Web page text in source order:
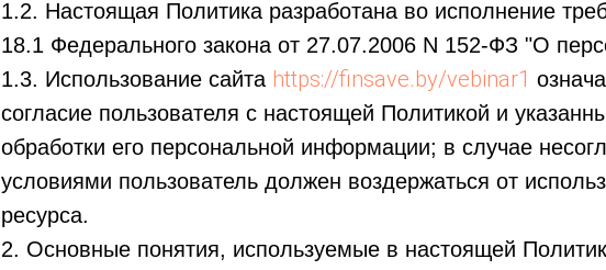
1.2. Настоящая Политика разработана во исполнение
18.1 Федерального закона от 27.07.2006 N 152-ФЗ "О
1.3. Использование сайта https://finsave.by/vebinar1
согласие пользователя с настоящей Политикой и
обработки его персональной информации; в случае
условиями пользователь должен воздержаться от
ресурса.
2. Основные понятия, используемые в настоящей